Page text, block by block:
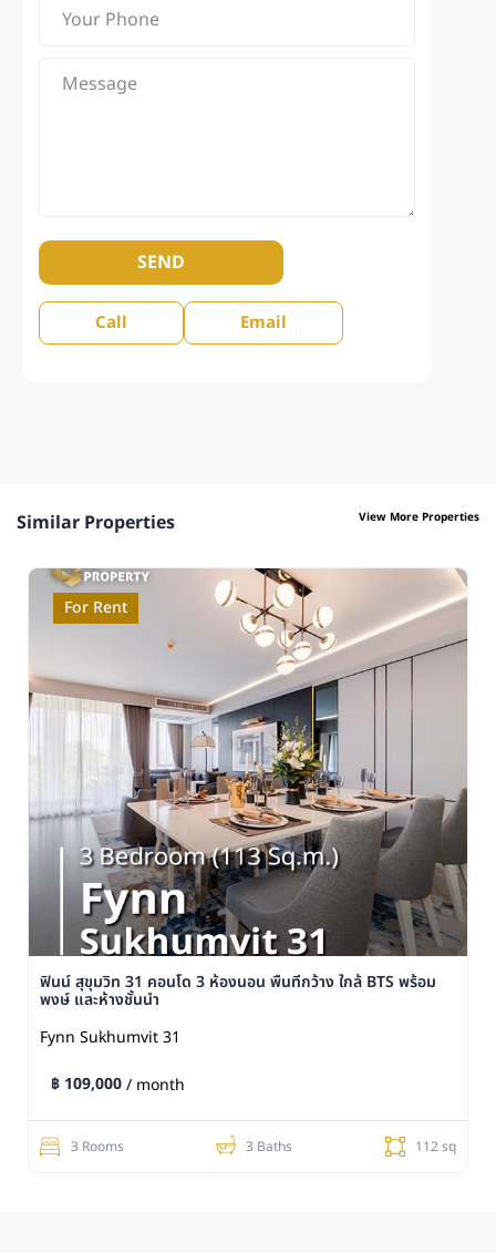
SEND
Call Email
Similar Properties View More Properties
For Rent
ฟินน์ สุขุมวิท 31 คอนโด 3 ห้องนอน พื้นที่กว้าง ใกล้ BTS พร้อม
พงษ์ และห้างชั้นนำ
Fynn Sukhumvit 31
฿ 109,000/ month
3 Rooms 3 Baths 112 sq